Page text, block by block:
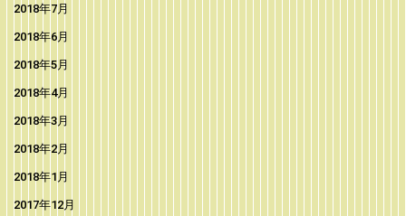
2018年7月
2018年6月
2018年5月
2018年4月
2018年3月
2018年2月
2018年1月
2017年12月